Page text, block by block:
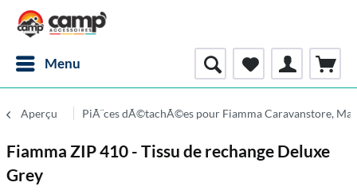
Menu
Aperçu PiÃ¨ces dÃ©tachÃ©es pour Fiamma Caravanstore,
Fiamma ZIP 410 - Tissu de rechange Deluxe
Grey